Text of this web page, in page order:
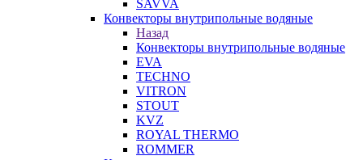
SAVVA
Конвекторы внутрипольные водяные
Назад
Конвекторы внутрипольные водяные
EVA
TECHNO
VITRON
STOUT
KVZ
ROYAL THERMO
ROMMER